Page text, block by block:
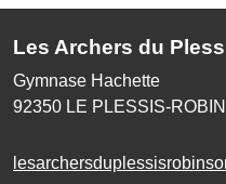
Les Archers du
Gymnase Hachette
92350 LE PLESSIS-